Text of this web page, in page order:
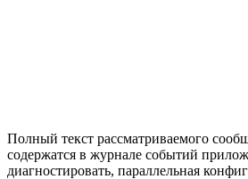
Полный текст рассматриваемого
содержатся в журнале событий
диагностировать, параллельная